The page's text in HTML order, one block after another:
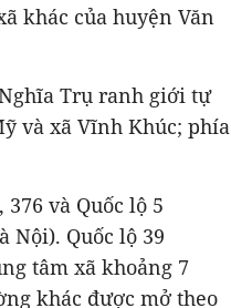
khác của huyện Văn
Trụ ranh giới tự
và xã Vĩnh Khúc; phía
và Quốc lộ 5
Nội). Quốc lộ 39
tâm xã khoảng 7
khác được mở theo